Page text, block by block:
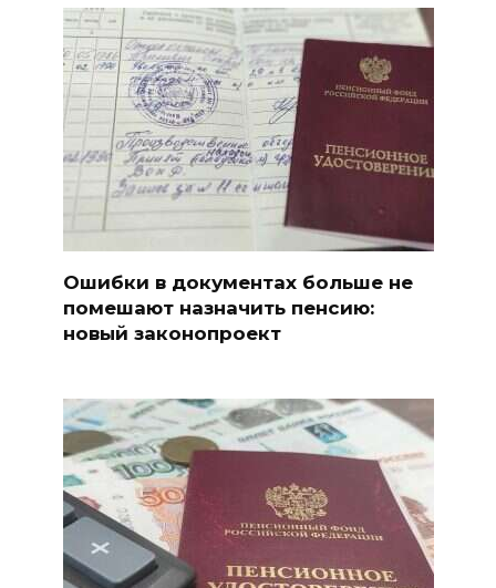
Ошибки в документах больше не
помешают назначить пенсию:
новый законопроект